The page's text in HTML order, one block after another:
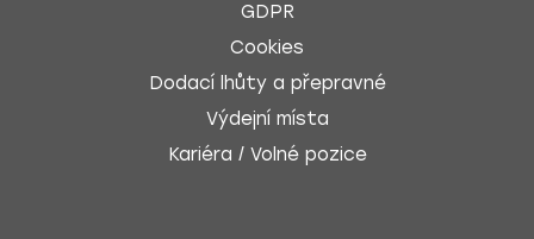
GDPR
Cookies
Dodací lhůty a přepravné
Výdejní místa
Kariéra / Volné pozice